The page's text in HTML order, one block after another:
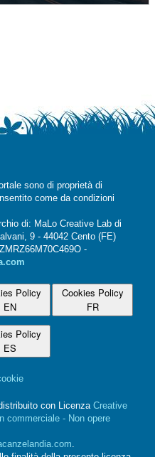
sono di proprietà di
come da condizioni
di: MaLo Creative Lab di
9 - 44042 Cento (FE)
-
Policy
EN
Cookies Policy
FR
Policy
ES
con Licenza Creative
commerciale - Non opere